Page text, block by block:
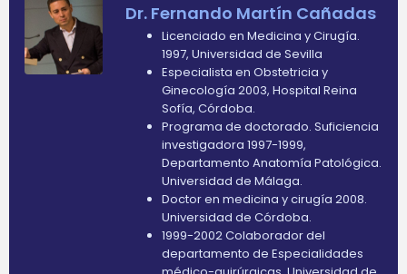
Dr. Fernando Martín Cañadas
Licenciado en Medicina y Cirugía.
1997, Universidad de Sevilla
Especialista en Obstetricia y
Ginecología 2003, Hospital Reina
Sofía, Córdoba.
Programa de doctorado. Suficiencia
investigadora 1997-1999,
Departamento Anatomía Patológica.
Universidad de Málaga.
Doctor en medicina y cirugía 2008.
Universidad de Córdoba.
1999-2002 Colaborador del
departamento de Especialidades